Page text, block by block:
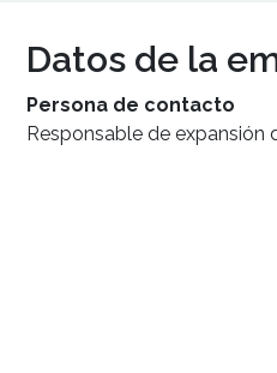
Datos de la
Persona de contacto
Responsable de expansión